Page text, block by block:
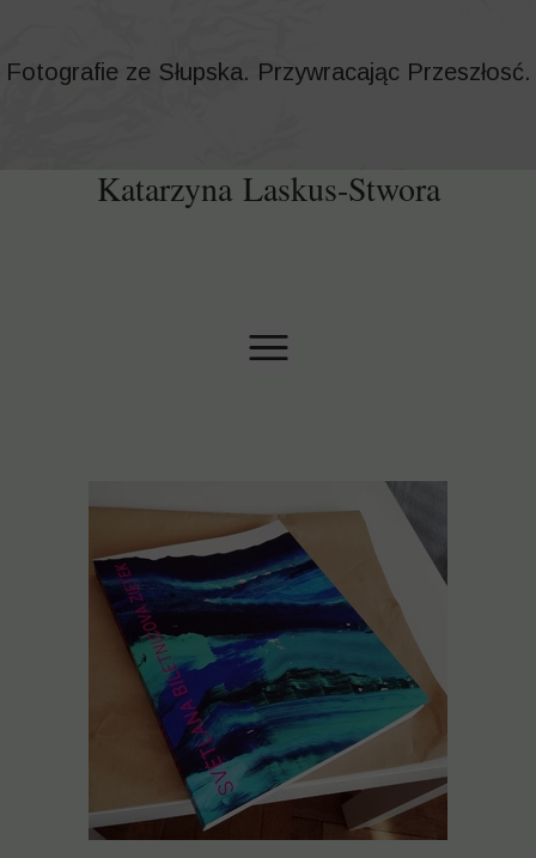
Fotografie ze Słupska. Przywracając Przeszłosć.
Katarzyna Laskus-Stwora